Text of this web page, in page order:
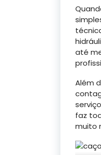
até
Além
faz
muito